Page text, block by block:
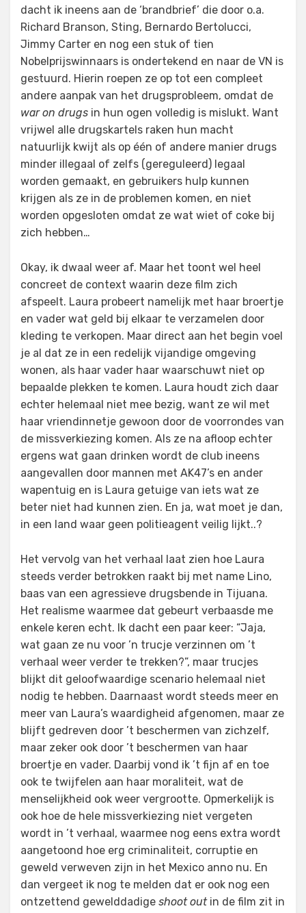
dacht ik ineens aan de ‘brandbrief’ die door o.a.
Richard Branson, Sting, Bernardo Bertolucci,
Jimmy Carter en nog een stuk of tien
Nobelprijswinnaars is ondertekend en naar de VN is
gestuurd. Hierin roepen ze op tot een compleet
andere aanpak van het drugsprobleem, omdat de
war on drugs in hun ogen volledig is mislukt. Want
vrijwel alle drugskartels raken hun macht
natuurlijk kwijt als op één of andere manier drugs
minder illegaal of zelfs (gereguleerd) legaal
worden gemaakt, en gebruikers hulp kunnen
krijgen als ze in de problemen komen, en niet
worden opgesloten omdat ze wat wiet of coke bij
zich hebben…
Okay, ik dwaal weer af. Maar het toont wel heel
concreet de context waarin deze film zich
afspeelt. Laura probeert namelijk met haar broertje
en vader wat geld bij elkaar te verzamelen door
kleding te verkopen. Maar direct aan het begin voel
je al dat ze in een redelijk vijandige omgeving
wonen, als haar vader haar waarschuwt niet op
bepaalde plekken te komen. Laura houdt zich daar
echter helemaal niet mee bezig, want ze wil met
haar vriendinnetje gewoon door de voorrondes van
de missverkiezing komen. Als ze na afloop echter
ergens wat gaan drinken wordt de club ineens
aangevallen door mannen met AK47’s en ander
wapentuig en is Laura getuige van iets wat ze
beter niet had kunnen zien. En ja, wat moet je dan,
in een land waar geen politieagent veilig lijkt..?
Het vervolg van het verhaal laat zien hoe Laura
steeds verder betrokken raakt bij met name Lino,
baas van een agressieve drugsbende in Tijuana.
Het realisme waarmee dat gebeurt verbaasde me
enkele keren echt. Ik dacht een paar keer: “Jaja,
wat gaan ze nu voor ’n trucje verzinnen om ’t
verhaal weer verder te trekken?”, maar trucjes
blijkt dit geloofwaardige scenario helemaal niet
nodig te hebben. Daarnaast wordt steeds meer en
meer van Laura’s waardigheid afgenomen, maar ze
blijft gedreven door ’t beschermen van zichzelf,
maar zeker ook door ’t beschermen van haar
broertje en vader. Daarbij vond ik ’t fijn af en toe
ook te twijfelen aan haar moraliteit, wat de
menselijkheid ook weer vergrootte. Opmerkelijk is
ook hoe de hele missverkiezing niet vergeten
wordt in ’t verhaal, waarmee nog eens extra wordt
aangetoond hoe erg criminaliteit, corruptie en
geweld verweven zijn in het Mexico anno nu. En
dan vergeet ik nog te melden dat er ook nog een
ontzettend gewelddadige shoot outin de film zit in